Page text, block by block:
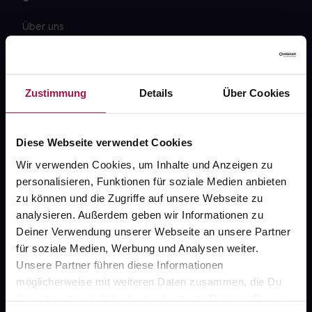
Zustimmung Details Über Cookies
Diese Webseite verwendet Cookies
Wir verwenden Cookies, um Inhalte und Anzeigen zu
personalisieren, Funktionen für soziale Medien anbieten
zu können und die Zugriffe auf unsere Webseite zu
analysieren. Außerdem geben wir Informationen zu
Deiner Verwendung unserer Webseite an unsere Partner
für soziale Medien, Werbung und Analysen weiter.
Unsere Partner führen diese Informationen
möglicherweise mit weiteren Daten zusammen, die Du
ihnen bereitgestellt hast oder die sie im Rahmen Deiner
Über uns
Newsletter
Sanitätshäuser
AGB
Impressum